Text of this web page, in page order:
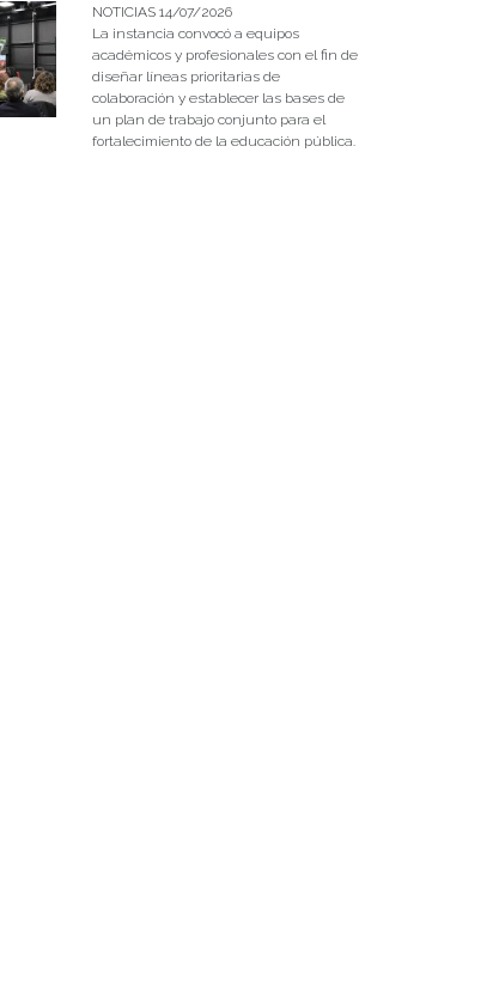
NOTICIAS 14/07/2026
La instancia convocó a equipos
académicos y profesionales con el fin de
diseñar líneas prioritarias de
colaboración y establecer las bases de
un plan de trabajo conjunto para el
fortalecimiento de la educación pública.